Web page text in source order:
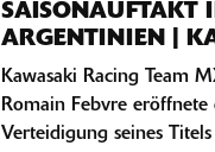
SAISONAUFTAKT
ARGENTINIEN |
Kawasaki Racing Team
Romain Febvre eröffnete
Verteidigung seines